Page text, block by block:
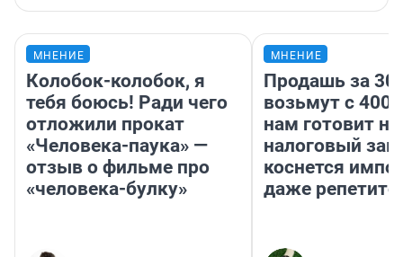
МНЕНИЕ
Колобок-колобок, я
тебя боюсь! Ради чего
отложили прокат
«Человека-паука» —
отзыв о фильме про
«человека-булку»
МНЕНИЕ
Продашь за
возьмут с
нам готовит
налоговый
коснется
даже